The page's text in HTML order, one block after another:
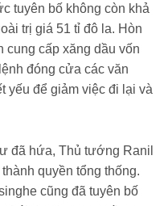
tuyên bố không còn khả
trị giá 51 tỉ đô la. Hòn
cung cấp xăng dầu vốn
đóng cửa các văn
yếu để giảm việc đi lại và
đã hứa, Thủ tướng Ranil
quyền tổng thống.
cũng đã tuyên bố